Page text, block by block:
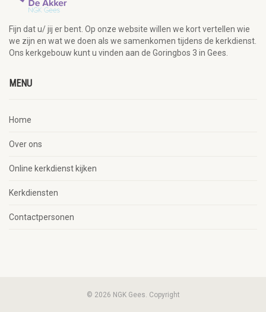
Fijn dat u/ jij er bent. Op onze website willen we kort vertellen wie
we zijn en wat we doen als we samenkomen tijdens de kerkdienst.
Ons kerkgebouw kunt u vinden aan de Goringbos 3 in Gees.
MENU
Home
Over ons
Online kerkdienst kijken
Kerkdiensten
Contactpersonen
© 2026 NGK Gees. Copyright